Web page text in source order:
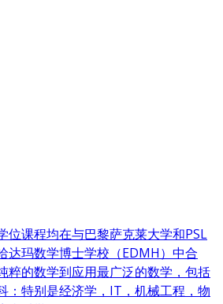
位课程均在与巴黎萨克莱大学和PSL
达玛数学博士学校（EDMH）中合
粹的数学到应用最广泛的数学，包括
：特别是经济学，IT，机械工程，物